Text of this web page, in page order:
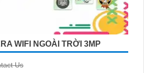
WIFI NGOÀI TRỜI 3MP
Us